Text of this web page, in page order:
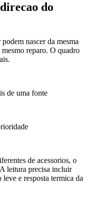
do
nascer da mesma
reparo. O quadro
de uma fonte
de acessorios, o
leitura precisa incluir
e resposta termica da